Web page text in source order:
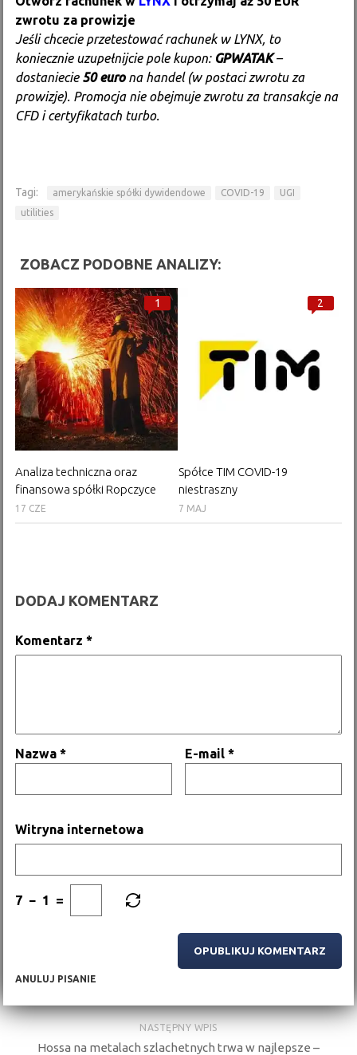
zwrotu za prowizje
Jeśli chcecie przetestować rachunek w LYNX, to
koniecznie uzupełnijcie pole kupon: GPWATAK–
dostaniecie 50 eurona handel (w postaci zwrotu za
prowizje). Promocja nie obejmuje zwrotu za transakcje na
CFD i certyfikatach turbo.
Tagi: amerykańskie spółki dywidendowe COVID-19
UGI
utilities
ZOBACZ PODOBNE ANALIZY:
1
Analiza techniczna oraz
finansowa spółki Ropczyce
17 CZE
2
Spółce TIM COVID-19
niestraszny
7 MAJ
DODAJ KOMENTARZ
ANULUJ PISANIE
Komentarz*
Nazwa* E-mail*
Witryna internetowa
7 − 1 =
NASTĘPNY WPIS
Hossa na metalach szlachetnych trwa w najlepsze –